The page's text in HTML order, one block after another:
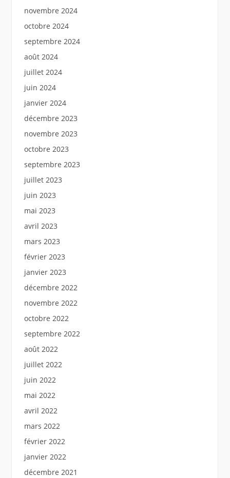
novembre 2024
octobre 2024
septembre 2024
août 2024
juillet 2024
juin 2024
janvier 2024
décembre 2023
novembre 2023
octobre 2023
septembre 2023
juillet 2023
juin 2023
mai 2023
avril 2023
mars 2023
février 2023
janvier 2023
décembre 2022
novembre 2022
octobre 2022
septembre 2022
août 2022
juillet 2022
juin 2022
mai 2022
avril 2022
mars 2022
février 2022
janvier 2022
décembre 2021